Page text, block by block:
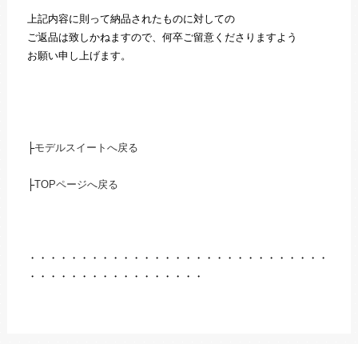
上記内容に則って納品されたものに対しての
ご返品は致しかねますので、何卒ご留意くださりますよう
お願い申し上げます。
├モデルスイートへ戻る
├TOPページへ戻る
・・・・・・・・・・・・・・・・・・・・・・・・・・・・・
・・・・・・・・・・・・・・・・・